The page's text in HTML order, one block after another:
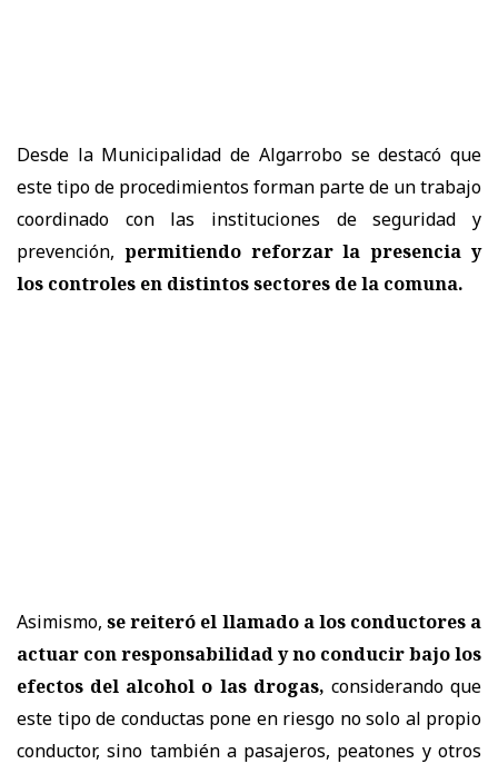
Desde la Municipalidad de Algarrobo se destacó que
este tipo de procedimientos forman parte de un trabajo
coordinado con las instituciones de seguridad y
prevención, permitiendo reforzar la presencia y
los controles en distintos sectores de la comuna.
Asimismo,se reiteró el llamado a los conductores a
actuar con responsabilidad y no conducir bajo los
efectos del alcohol o las drogas, considerando que
este tipo de conductas pone en riesgo no solo al propio
conductor, sino también a pasajeros, peatones y otros